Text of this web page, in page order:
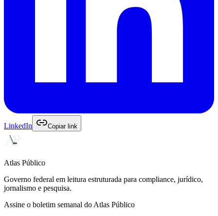
LinkedIn Copiar link
Atlas Público
Governo federal em leitura estruturada para compliance, jurídico,
jornalismo e pesquisa.
Assine o boletim semanal do Atlas Público